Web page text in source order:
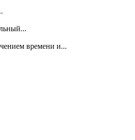
времени и...